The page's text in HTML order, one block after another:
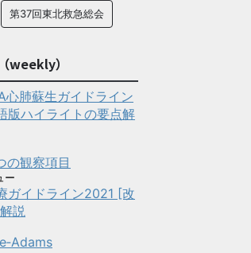
第37回東北救急総会
weekly）
肺蘇生ガイドライン
版ハイライトの要点解
の観察項目
ー
ガイドライン2021 [改
説